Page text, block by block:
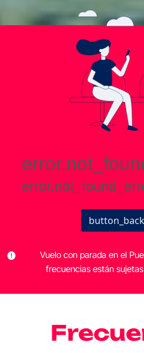
Vuelo con parada en el
frecuencias están